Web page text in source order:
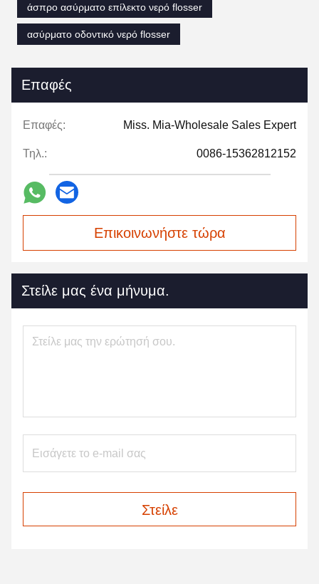
άσπρο ασύρματο επίλεκτο νερό flosser
ασύρματο οδοντικό νερό flosser
Επαφές
Επαφές: Miss. Mia-Wholesale Sales Expert
Τηλ.: 0086-15362812152
Επικοινωνήστε τώρα
Στείλε μας ένα μήνυμα.
Στείλε